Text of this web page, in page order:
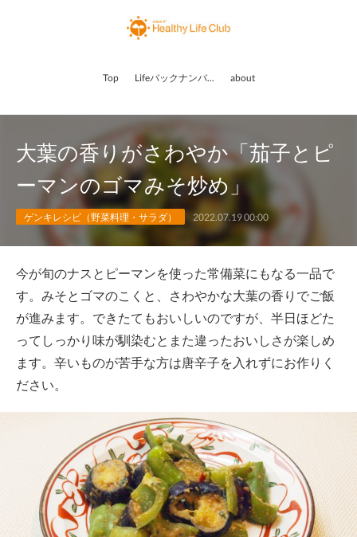
Top Lifeバックナンバー about
大葉の香りがさわやか「茄子とピ
ーマンのゴマみそ炒め」
ゲンキレシピ（野菜料理・サラダ） 2022.07.19 00:00
今が旬のナスとピーマンを使った常備菜にもなる一品で
す。みそとゴマのこくと、さわやかな大葉の香りでご飯
が進みます。できたてもおいしいのですが、半日ほどた
ってしっかり味が馴染むとまた違ったおいしさが楽しめ
ます。辛いものが苦手な方は唐辛子を入れずにお作りく
ださい。